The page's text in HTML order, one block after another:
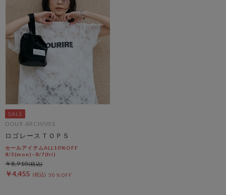
DOUX ARCHIVES
ロゴレースＴＯＰＳ
セールアイテムALL10%OFF
8/3(mon)~8/7(fri)
￥4,455 50％OFF
￥8,910